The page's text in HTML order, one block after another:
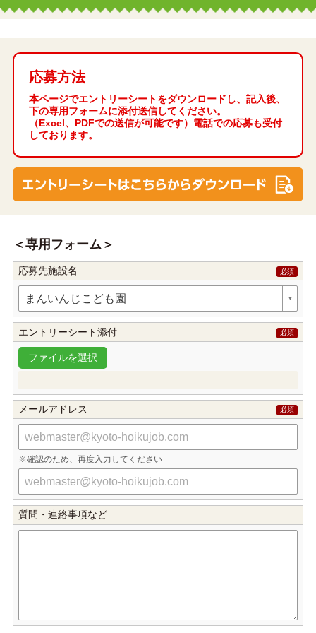
応募方法
本ページでエントリーシートをダウンロードし、記入後、
下の専用フォームに添付送信してください。
（Excel、PDFでの送信が可能です）電話での応募も受付
しております。
専用フォーム
応募先施設名
エントリーシート添付
メールアドレス
確認のため、再度入力してください
質問・連絡事項など